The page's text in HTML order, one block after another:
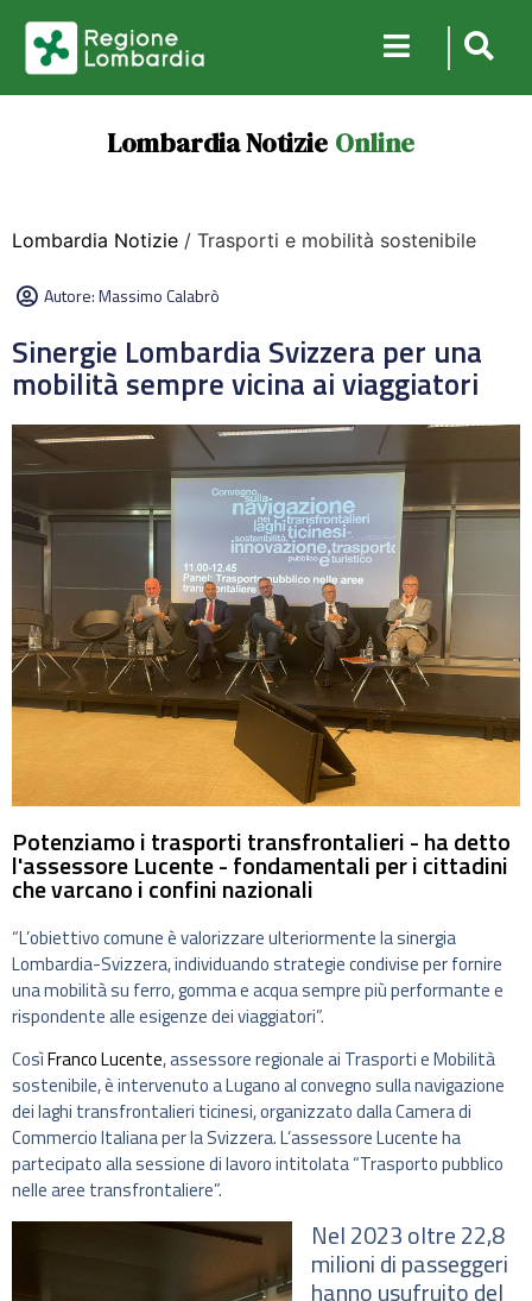
Lombardia Notizie Online
Lombardia Notizie / Trasporti e mobilità sostenibile
Autore:Massimo Calabrò
Sinergie Lombardia Svizzera per una
mobilità sempre vicina ai viaggiatori
Potenziamo i trasporti transfrontalieri - ha detto
l'assessore Lucente - fondamentali per i cittadini
che varcano i confini nazionali
“L’obiettivo comune è valorizzare ulteriormente la sinergia
Lombardia-Svizzera, individuando strategie condivise per fornire
una mobilità su ferro, gomma e acqua sempre più performante e
rispondente alle esigenze dei viaggiatori”.
CosìFranco Lucente, assessore regionale ai Trasporti e Mobilità
sostenibile, è intervenuto a Lugano al convegno sulla navigazione
dei laghi transfrontalieri ticinesi, organizzato dalla Camera di
Commercio Italiana per la Svizzera. L’assessore Lucente ha
partecipato alla sessione di lavoro intitolata “Trasporto pubblico
nelle aree transfrontaliere”.
Nel 2023 oltre 22,8
milioni di passeggeri
hanno usufruito del